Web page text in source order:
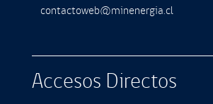
contactoweb@minenergia.cl
Accesos Directos